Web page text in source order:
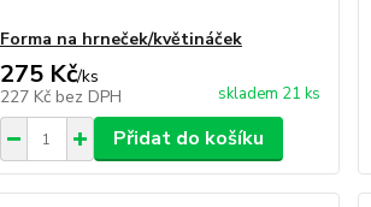
Forma na hrneček/květináček
275 Kč/ks
227 Kč bez DPH skladem 21 ks
Přidat do košíku